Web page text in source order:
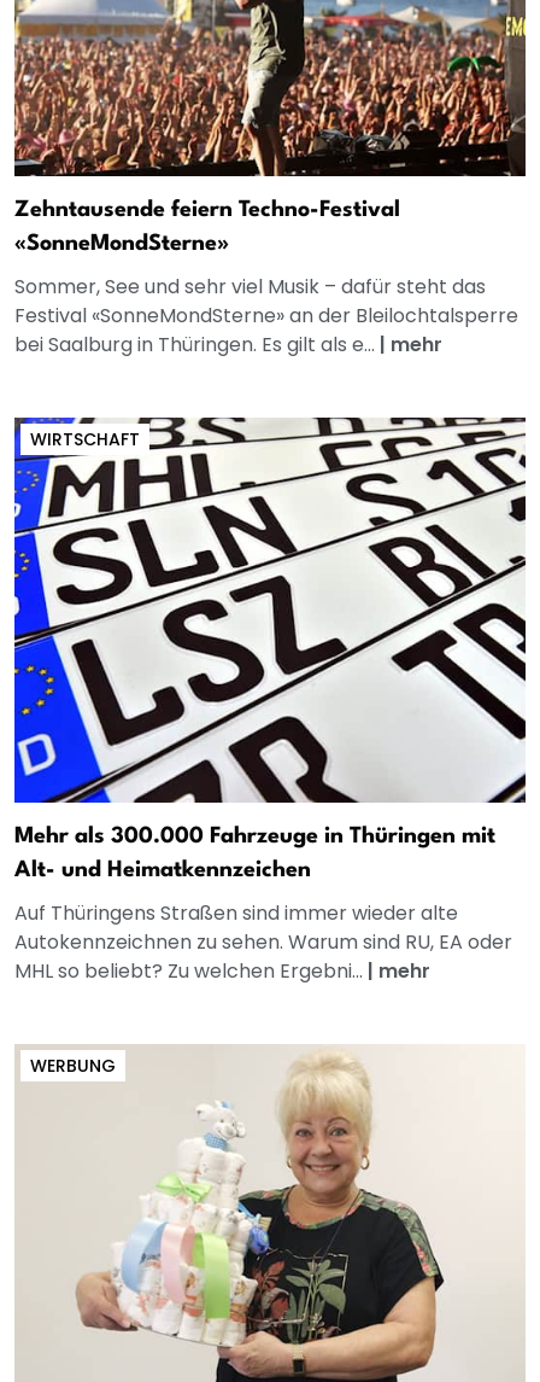
Zehntausende feiern Techno-Festival
«SonneMondSterne»
Sommer, See und sehr viel Musik – dafür steht das
Festival «SonneMondSterne» an der Bleilochtalsperre
bei Saalburg in Thüringen. Es gilt als e... | mehr
WIRTSCHAFT
Mehr als 300.000 Fahrzeuge in Thüringen mit
Alt- und Heimatkennzeichen
Auf Thüringens Straßen sind immer wieder alte
Autokennzeichnen zu sehen. Warum sind RU, EA oder
MHL so beliebt? Zu welchen Ergebni... | mehr
WERBUNG